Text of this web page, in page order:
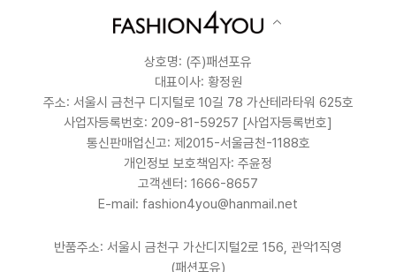
상호명: (주)패션포유
대표이사: 황정원
주소: 서울시 금천구 디지털로 10길 78 가산테라타워 625호
사업자등록번호: 209-81-59257 [사업자등록번호]
통신판매업신고: 제2015-서울금천-1188호
개인정보 보호책임자: 주윤정
고객센터: 1666-8657
E-mail: fashion4you@hanmail.net
반품주소: 서울시 금천구 가산디지털2로 156, 관악1직영
(패션포유)